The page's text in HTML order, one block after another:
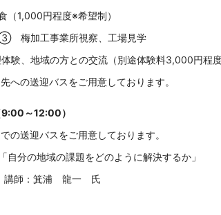
1,000円程度※希望制）
梅加工事業所視察、工場見学
、地域の方との交流（別途体験料3,000円程
への送迎バスをご用意しております。
9:00～12:00）
の送迎バスをご用意しております。
分の地域の課題をどのように解決するか」
龍一 氏